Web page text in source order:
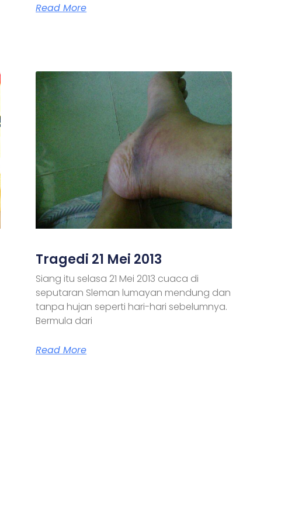
Read More
Tragedi 21 Mei 2013
Siang itu selasa 21 Mei 2013 cuaca di
seputaran Sleman lumayan mendung dan
tanpa hujan seperti hari-hari sebelumnya.
Bermula dari
Read More